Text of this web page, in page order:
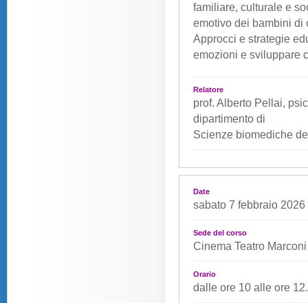
familiare, culturale e
emotivo dei bambini di
Approcci e strategie
emozioni e sviluppare
Relatore
prof. Alberto Pellai,
dipartimento di
Scienze biomediche
Date
sabato 7 febbraio 2026
Sede del corso
Cinema Teatro
Orario
dalle ore 10 alle ore